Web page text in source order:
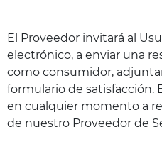
El Proveedor invitará al
electrónico, a enviar una
como consumidor,
formulario de satisfacción.
en cualquier momento a
de nuestro Proveedor de